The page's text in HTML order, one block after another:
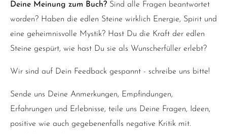
Deine Meinung zum Buch? Sind alle Fragen beantwortet
worden? Haben die edlen Steine wirklich Energie, Spirit und
eine geheimnisvolle Mystik? Hast Du die Kraft der edlen
Steine gespürt, wie hast Du sie als Wunscherfüller erlebt?
Wir sind auf Dein Feedback gespannt - schreibe uns bitte!
Sende uns Deine Anmerkungen, Empfindungen,
Erfahrungen und Erlebnisse, teile uns Deine Fragen, Ideen,
positive wie auch gegebenenfalls negative Kritik mit.